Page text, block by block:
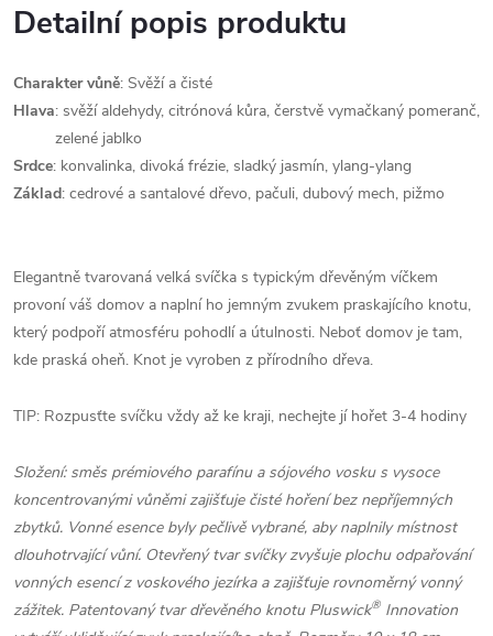
Detailní popis produktu
Charakter vůně: Svěží a čisté
Hlava: svěží aldehydy, citrónová kůra, čerstvě vymačkaný pomeranč,
zelené jablko
Srdce: konvalinka, divoká frézie, sladký jasmín, ylang-ylang
Základ: cedrové a santalové dřevo, pačuli, dubový mech, pižmo
Elegantně tvarovaná velká svíčka s typickým dřevěným víčkem
provoní váš domov a naplní ho jemným zvukem praskajícího knotu,
který podpoří atmosféru pohodlí a útulnosti. Neboť domov je tam,
kde praská oheň. Knot je vyroben z přírodního dřeva.
TIP: Rozpusťte svíčku vždy až ke kraji, nechejte jí hořet 3-4 hodiny
Složení: směs prémiového parafínu a sójového vosku s vysoce
koncentrovanými vůněmi zajišťuje čisté hoření bez nepříjemných
zbytků. Vonné esence byly pečlivě vybrané, aby naplnily místnost
dlouhotrvající vůní. Otevřený tvar svíčky zvyšuje plochu odpařování
vonných esencí z voskového jezírka a zajišťuje rovnoměrný vonný
zážitek. Patentovaný tvar dřevěného knotu Pluswick® Innovation